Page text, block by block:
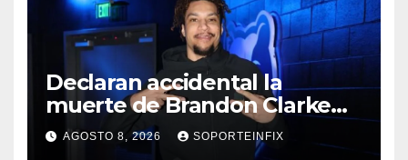
Declaran accidental la
muerte de Brandon Clarke
por consumo de heroína y
cocaína
AGOSTO 8, 2026 SOPORTEINFIX